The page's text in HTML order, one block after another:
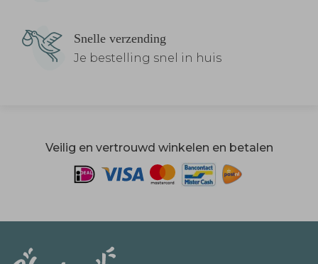
Snelle verzending
Je bestelling snel in huis
Veilig en vertrouwd winkelen en betalen